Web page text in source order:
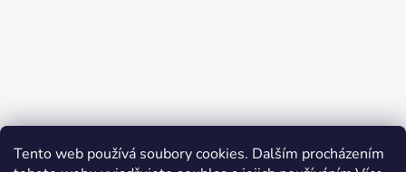
Tento web používá soubory cookies. Dalším procházením